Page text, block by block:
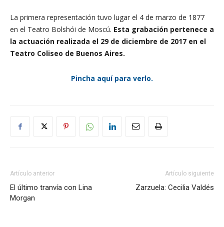
La primera representación tuvo lugar el 4 de marzo de 1877
en el Teatro Bolshói de Moscú. Esta grabación pertenece a
la actuación realizada el 29 de diciembre de 2017 en el
Teatro Coliseo de Buenos Aires.
Pincha aquí para verlo.
Artículo anterior
El último tranvía con Lina
Morgan
Artículo siguiente
Zarzuela: Cecilia Valdés